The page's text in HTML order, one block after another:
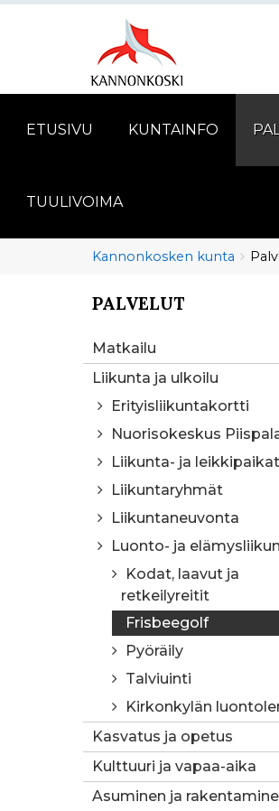
ETUSIVU KUNTAINFO
TUULIVOIMA
Murupolku
You
here:
Kannonkosken kunta
You
here:
PALVELUT
Matkailu
Liikunta ja ulkoilu
Erityisliikuntakortti
Nuorisokeskus
Liikunta- ja leikkipaikat
Liikuntaryhmät
Liikuntaneuvonta
Luonto- ja
Kodat, laavut ja
retkeilyreitit
Frisbeegolf
Pyöräily
Talviuinti
Kirkonkylän
Kasvatus ja opetus
Kulttuuri ja vapaa-aika
Asuminen ja